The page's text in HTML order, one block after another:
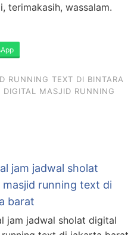
terimakasih, wassalam.
RUNNING TEXT DI BINTARA
MASJID RUNNING
jam jadwal sholat
masjid running text di
barat
jam jadwal sholat digital